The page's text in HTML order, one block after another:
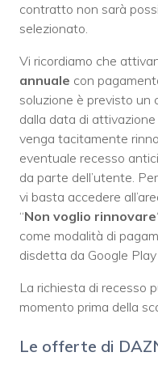
contratto non sarà
selezionato.
Vi ricordiamo che
annuale con
soluzione è previsto un
dalla data di
venga tacitamente
eventuale recesso
da parte dell’utente.
vi basta accedere
“Non voglio rinnovare
come modalità di
disdetta da Google
La richiesta di recesso
momento prima della
Le offerte di